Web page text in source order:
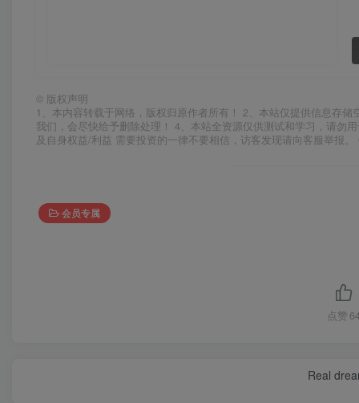
© 版权声明
1、本内容转载于网络，版权归原作者所有！ 2、本站仅提供信息存
我们，会尽快给予删除处理！ 4、本站全资源仅供测试和学习，请勿
及自身权益/利益 需要投资的一律不要相信，访客发现请向客服举报
会员专属
点赞
Real